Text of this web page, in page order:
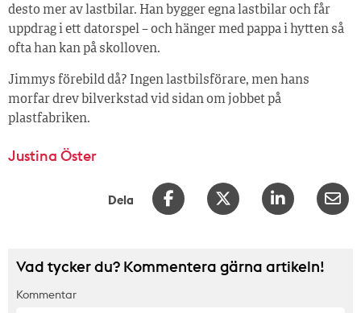
desto mer av lastbilar. Han bygger egna lastbilar och får
uppdrag i ett datorspel – och hänger med pappa i hytten så
ofta han kan på skolloven.
Jimmys förebild då? Ingen lastbilsförare, men hans
morfar drev bilverkstad vid sidan om jobbet på
plastfabriken.
Justina Öster
Dela
Vad tycker du? Kommentera gärna artikeln!
Kommentar